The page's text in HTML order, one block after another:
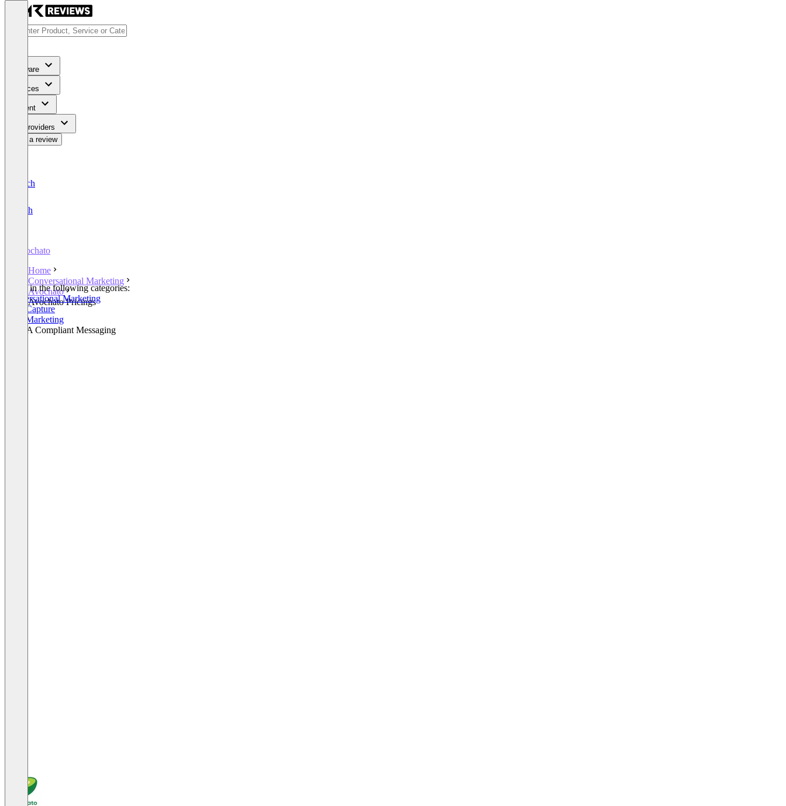
Software
Services
Content
For Providers
Write a review
Deutsch
English
Avochato
Home
Conversational Marketing
Avochato
Avochato Pricings
Listed in the following categories:
Conversational Marketing
Lead Capture
SMS Marketing
HIPAA Compliant Messaging